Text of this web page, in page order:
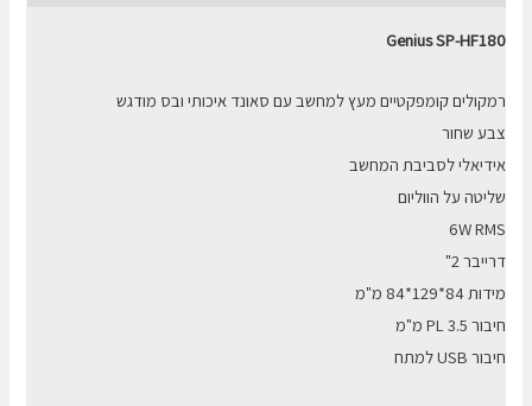
Genius SP-HF180
רמקולים קומפקטיים מעץ למחשב עם סאונד איכותי ובס מודגש
צבע שחור
אידיאלי לסביבת המחשב
שליטה על הווליום
6W RMS
דרייבר 2"
מידות 84*129*84 מ"מ
חיבור PL 3.5 מ"מ
חיבור USB למתח